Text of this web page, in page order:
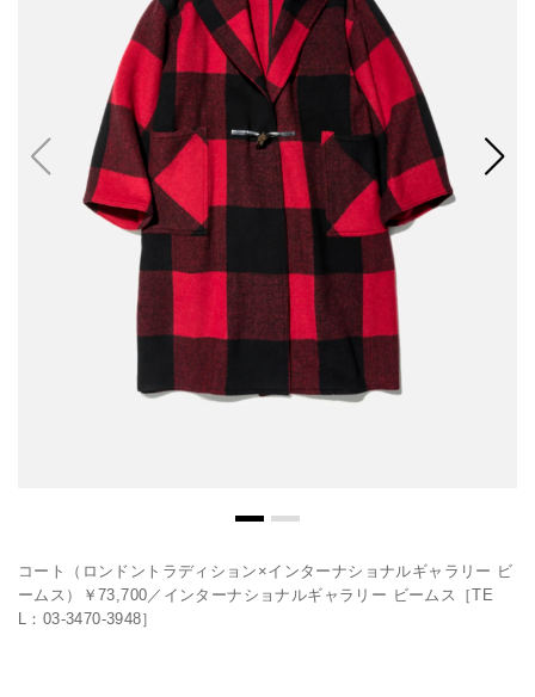
コート（ロンドントラディション×インターナショナルギャラリー ビ
ームス）￥73,700／インターナショナルギャラリー ビームス［TE
L：03-3470-3948］